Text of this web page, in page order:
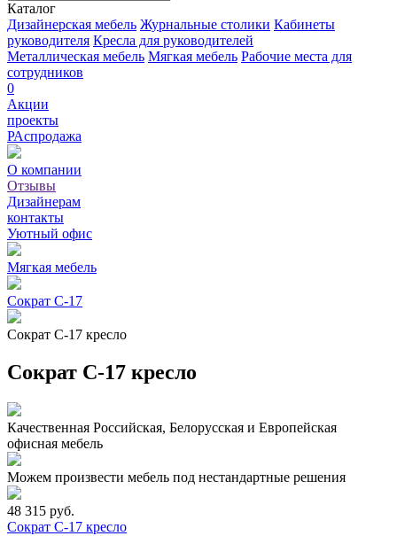
Каталог
Дизайнерская мебель Журнальные столики Кабинеты
руководителя Кресла для руководителей
Металлическая мебель Мягкая мебель Рабочие места для
сотрудников
0
Акции
проекты
РАспродажа
О компании
Отзывы
Дизайнерам
контакты
Уютный офис
Мягкая мебель
Сократ С-17
Сократ С-17 кресло
Сократ С-17 кресло
Качественная Российская, Белорусская и Европейская
офисная мебель
Можем произвести мебель под нестандартные решения
48 315 руб.
Сократ С-17 кресло